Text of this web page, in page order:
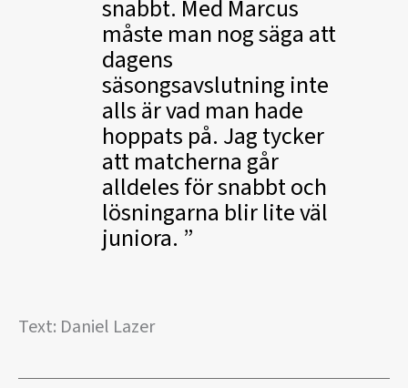
snabbt. Med Marcus
måste man nog säga att
dagens
säsongsavslutning inte
alls är vad man hade
hoppats på. Jag tycker
att matcherna går
alldeles för snabbt och
lösningarna blir lite väl
juniora.
Text: Daniel Lazer